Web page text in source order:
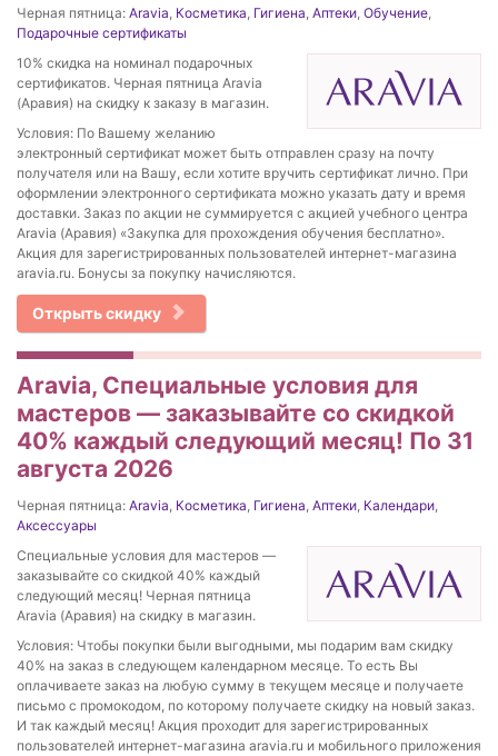
Черная пятница: Aravia, Косметика, Гигиена, Аптеки, Обучение,
Подарочные сертификаты
10% скидка на номинал подарочных
сертификатов. Черная пятница Aravia
(Аравия) на скидку к заказу в магазин.
Условия: По Вашему желанию
электронный сертификат может быть отправлен сразу на почту
получателя или на Вашу, если хотите вручить сертификат лично. При
оформлении электронного сертификата можно указать дату и время
доставки. Заказ по акции не суммируется с акцией учебного центра
Aravia (Аравия) «Закупка для прохождения обучения бесплатно».
Акция для зарегистрированных пользователей интернет-магазина
aravia.ru. Бонусы за покупку начисляются.
Открыть скидку
Aravia, Специальные условия для
мастеров — заказывайте со скидкой
40% каждый следующий месяц! По 31
августа 2026
Черная пятница: Aravia, Косметика, Гигиена, Аптеки, Календари,
Аксессуары
Специальные условия для мастеров —
заказывайте со скидкой 40% каждый
следующий месяц! Черная пятница
Aravia (Аравия) на скидку в магазин.
Условия: Чтобы покупки были выгодными, мы подарим вам скидку
40% на заказ в следующем календарном месяце. То есть Вы
оплачиваете заказ на любую сумму в текущем месяце и получаете
письмо с промокодом, по которому получаете скидку на новый заказ.
И так каждый месяц! Акция проходит для зарегистрированных
пользователей интернет-магазина aravia.ru и мобильного приложения